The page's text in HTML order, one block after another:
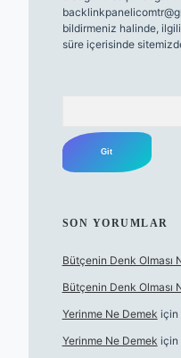
bildirmeniz halinde,
süre içerisinde
SON YORUMLAR
Bütçenin Denk Olması
Bütçenin Denk Olması
Yerinme Ne Demek için
Yerinme Ne Demek için